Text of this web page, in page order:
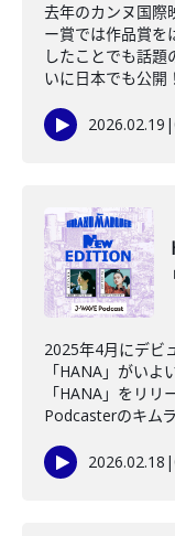
去年のカンヌ国際
ー賞では作品賞を
したことでも話
いに日本でも公開
2026.02.19 |
2025年4月にデビ
「HANA」がい
「HANA」をリリ
Podcasterのキム
2026.02.18 |